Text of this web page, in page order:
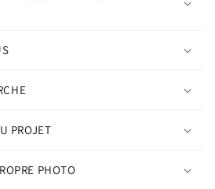
PROJET
PHOTO